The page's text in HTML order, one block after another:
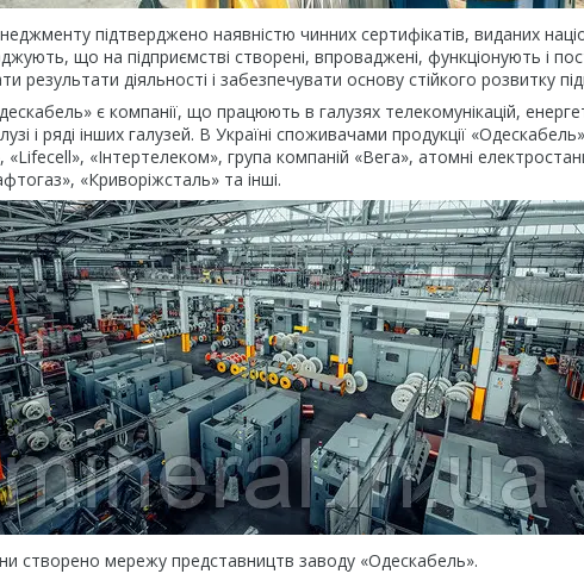
підтверджено наявністю чинних сертифікатів, виданих
що на підприємстві створені, впроваджені, функціонують і
діяльності і забезпечувати основу стійкого розвитку
є компанії, що працюють в галузях телекомунікацій,
і ряді інших галузей. В Україні споживачами продукції
«Інтертелеком», група компаній «Вега», атомні
«Криворіжсталь» та інші.
створено мережу представництв заводу «Одескабель».